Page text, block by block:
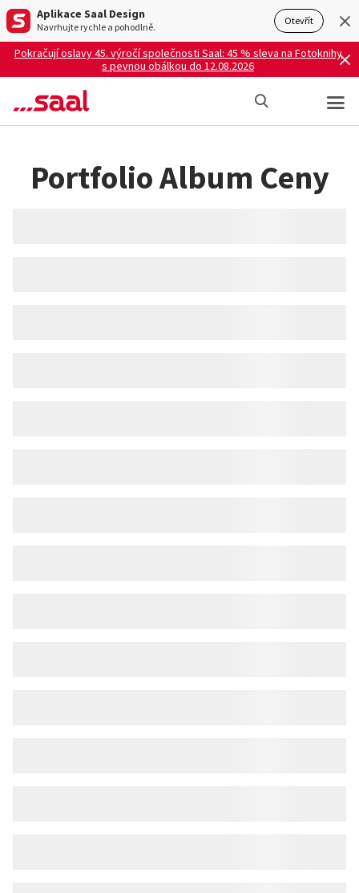
Aplikace Saal Design
Navrhujte rychle a pohodlně. Otevřít
Pokračují oslavy 45. výročí společnosti Saal: 45 % sleva na Fotoknihy
s pevnou obálkou do 12.08.2026
Portfolio Album Ceny